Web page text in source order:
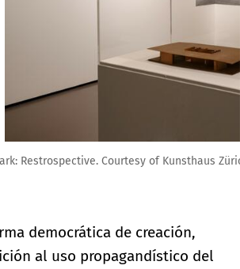
democrática de creación,
al uso propagandístico del